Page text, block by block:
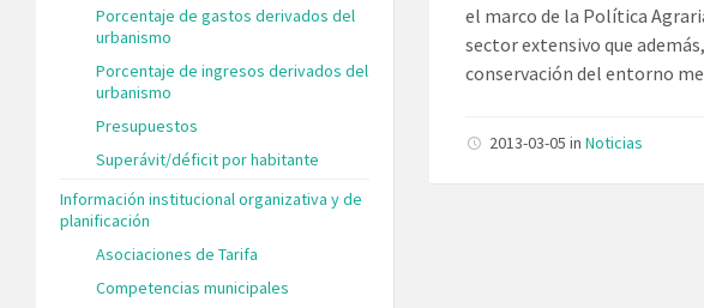
el marco de la Política
sector extensivo que
conservación del entorno
2013-03-05inNoticias
Porcentaje de gastos derivados del
urbanismo
Porcentaje de ingresos derivados del
urbanismo
Presupuestos
Superávit/déficit por habitante
Información institucional organizativa y de
planificación
Asociaciones de Tarifa
Competencias municipales